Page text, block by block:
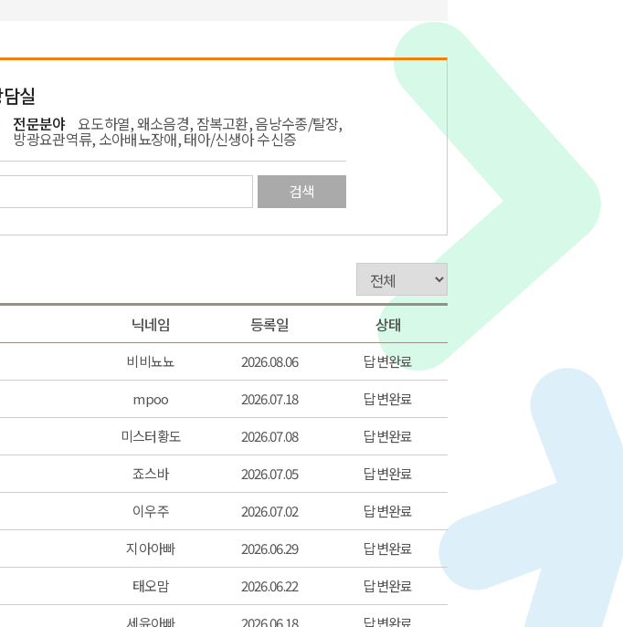
실
전문분야 요도하열, 왜소음경, 잠복고환, 음낭수종/탈장,
방광요관역류, 소아배뇨장애, 태아/신생아 수신증
검색
닉네임 등록일 상태
비비뇨뇨 2026.08.06
답변완료
mpoo 2026.07.18
답변완료
미스터황도 2026.07.08
답변완료
죠스바 2026.07.05
답변완료
이우주 2026.07.02
답변완료
지아아빠 2026.06.29
답변완료
태오맘 2026.06.22
답변완료
세윤아빠 2026.06.18 답변완료